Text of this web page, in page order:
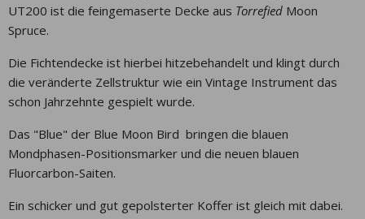
UT200 ist die feingemaserte Decke aus Torrefied Moon
Spruce.
Die Fichtendecke ist hierbei hitzebehandelt und klingt durch
die veränderte Zellstruktur wie ein Vintage Instrument das
schon Jahrzehnte gespielt wurde.
Das "Blue" der Blue Moon Bird bringen die blauen
Mondphasen-Positionsmarker und die neuen blauen
Fluorcarbon-Saiten.
Ein schicker und gut gepolsterter Koffer ist gleich mit dabei.